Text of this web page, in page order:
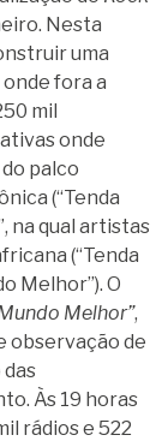
Nesta
uma
onde fora a
mil
onde
palco
(“Tenda
na qual artistas
(“Tenda
Melhor”). O
Melhor”,
observação de
Às 19 horas
rádios e 522